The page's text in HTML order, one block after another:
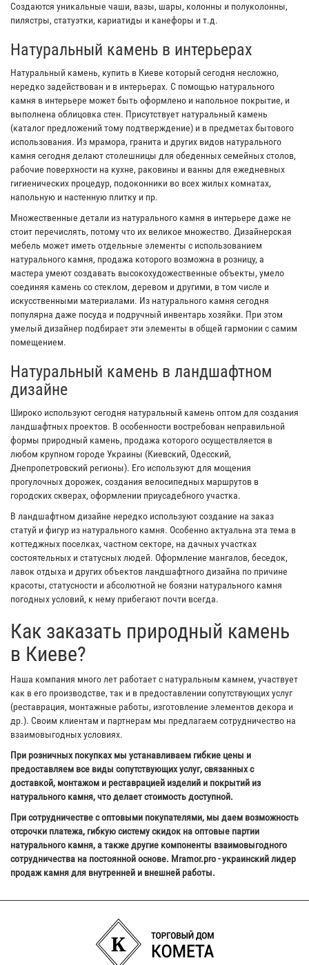
Создаются уникальные чаши, вазы, шары, колонны и полуколонны,
пилястры, статуэтки, кариатиды и канефоры и т.д.
Натуральный камень в интерьерах
Натуральный камень, купить в Киеве который сегодня несложно,
нередко задействован и в интерьерах. С помощью натурального
камня в интерьере может быть оформлено и напольное покрытие, и
выполнена облицовка стен. Присутствует натуральный камень
(каталог предложений тому подтверждение) и в предметах бытового
использования. Из мрамора, гранита и других видов натурального
камня сегодня делают столешницы для обеденных семейных столов,
рабочие поверхности на кухне, раковины и ванны для ежедневных
гигиенических процедур, подоконники во всех жилых комнатах,
напольную и настенную плитку и пр.
Множественные детали из натурального камня в интерьере даже не
стоит перечислять, потому что их великое множество. Дизайнерская
мебель может иметь отдельные элементы с использованием
натурального камня, продажа которого возможна в розницу, а
мастера умеют создавать высокохудожественные объекты, умело
соединяя камень со стеклом, деревом и другими, в том числе и
искусственными материалами. Из натурального камня сегодня
популярна даже посуда и подручный инвентарь хозяйки. При этом
умелый дизайнер подбирает эти элементы в общей гармонии с самим
помещением.
Натуральный камень в ландшафтном
дизайне
Широко используют сегодня натуральный камень оптом для создания
ландшафтных проектов. В особенности востребован неправильной
формы природный камень, продажа которого осуществляется в
любом крупном городе Украины (Киевский, Одесский,
Днепропетровский регионы). Его используют для мощения
прогулочных дорожек, создания велосипедных маршрутов в
городских скверах, оформлении приусадебного участка.
В ландшафтном дизайне нередко используют создание на заказ
статуй и фигур из натурального камня. Особенно актуальна эта тема в
коттеджных поселках, частном секторе, на дачных участках
состоятельных и статусных людей. Оформление мангалов, беседок,
лавок отдыха и других объектов ландшафтного дизайна по причине
красоты, статусности и абсолютной не боязни натурального камня
погодных условий, к нему прибегают почти всегда.
Как заказать природный камень
в Киеве?
Наша компания много лет работает с натуральным камнем, участвует
как в его производстве, так и в предоставлении сопутствующих услуг
(реставрация, монтажные работы, изготовление элементов декора и
др.). Своим клиентам и партнерам мы предлагаем сотрудничество на
взаимовыгодных условиях.
При розничных покупках мы устанавливаем гибкие цены и
предоставляем все виды сопутствующих услуг, связанных с
доставкой, монтажом и реставрацией изделий и покрытий из
натурального камня, что делает стоимость доступной.
При сотрудничестве с оптовыми покупателями, мы даем возможность
отсрочки платежа, гибкую систему скидок на оптовые партии
натурального камня, а также другие компоненты взаимовыгодного
сотрудничества на постоянной основе. Mramor.pro - украинский лидер
продаж камня для внутренней и внешней работы.